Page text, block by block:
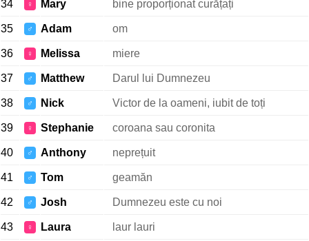
34 ♀ Mary bine proporționat curățați
35 ♂ Adam om
36 ♀ Melissa miere
37 ♂ Matthew Darul lui Dumnezeu
38 ♂ Nick Victor de la oameni, iubit de toți
39 ♀ Stephanie coroana sau coronita
40 ♂ Anthony neprețuit
41 ♂ Tom geamăn
42 ♂ Josh Dumnezeu este cu noi
43 ♀ Laura laur lauri